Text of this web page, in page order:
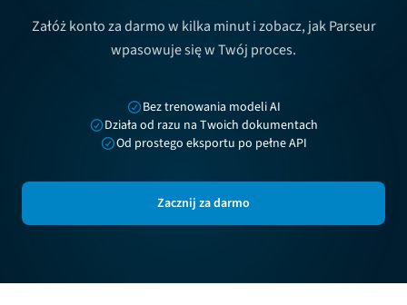
Załóż konto za darmo w kilka minut i zobacz, jak Parseur
wpasowuje się w Twój proces.
Bez trenowania modeli AI
Działa od razu na Twoich dokumentach
Od prostego eksportu po pełne API
Zacznij za darmo